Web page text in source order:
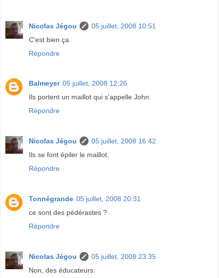
Nicolas Jégou
05 juillet, 2008 10:51
C'est bien ça.
Répondre
Balmeyer 05 juillet, 2008 12:26
Ils portent un maillot qui s'appelle John.
Répondre
Nicolas Jégou
05 juillet, 2008 16:42
Ils se font épiler le maillot.
Répondre
Tonnégrande 05 juillet, 2008 20:31
ce sont des pédérastes ?
Répondre
Nicolas Jégou
05 juillet, 2008 23:35
Non, des éducateurs.